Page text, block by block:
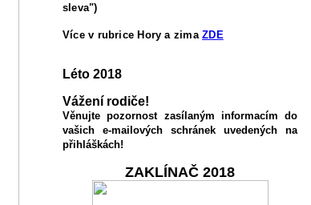
sleva")
Více v rubrice Hory a zimaZDE
Léto 2018
Vážení rodiče!
Věnujte pozornost zasílaným informacím do
vašich e-mailových schránek uvedených na
přihláškách!
ZAKLÍNAČ 2018